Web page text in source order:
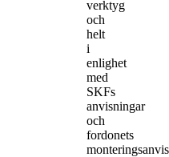
verktyg
och
helt
i
enlighet
med
SKFs
anvisningar
och
fordonets